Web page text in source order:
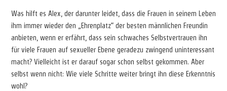
Was hilft es Alex, der darunter leidet, dass die Frauen in seinem Leben
ihm immer wieder den „Ehrenplatz“ der besten männlichen Freundin
anbieten, wenn er erfährt, dass sein schwaches Selbstvertrauen ihn
für viele Frauen auf sexueller Ebene geradezu zwingend uninteressant
macht? Vielleicht ist er darauf sogar schon selbst gekommen. Aber
selbst wenn nicht: Wie viele Schritte weiter bringt ihn diese Erkenntnis
wohl?